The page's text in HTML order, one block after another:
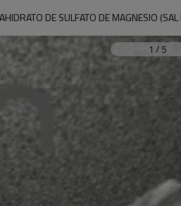
DE SULFATO DE MAGNESIO
1 / 5